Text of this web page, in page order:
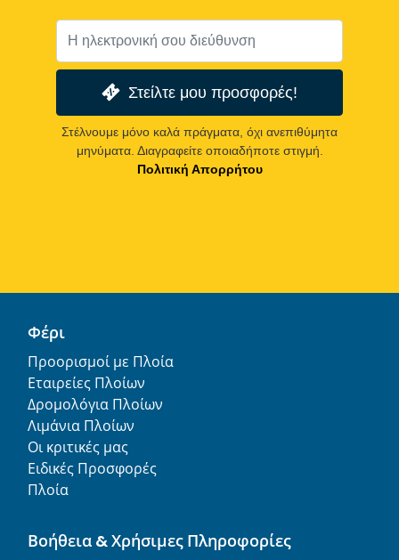
Στείλτε μου προσφορές!
Στέλνουμε μόνο καλά πράγματα, όχι ανεπιθύμητα
μηνύματα. Διαγραφείτε οποιαδήποτε στιγμή.
Πολιτική Απορρήτου
Φέρι
Προορισμοί με Πλοία
Εταιρείες Πλοίων
Δρομολόγια Πλοίων
Λιμάνια Πλοίων
Οι κριτικές μας
Ειδικές Προσφορές
Πλοία
Βοήθεια & Χρήσιμες Πληροφορίες